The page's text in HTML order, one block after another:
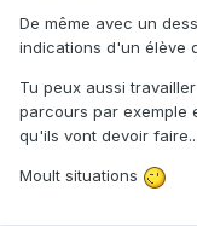
De même avec un
indications d'un élève
Tu peux aussi
parcours par exemple
qu'ils vont devoir faire...
Moult situations